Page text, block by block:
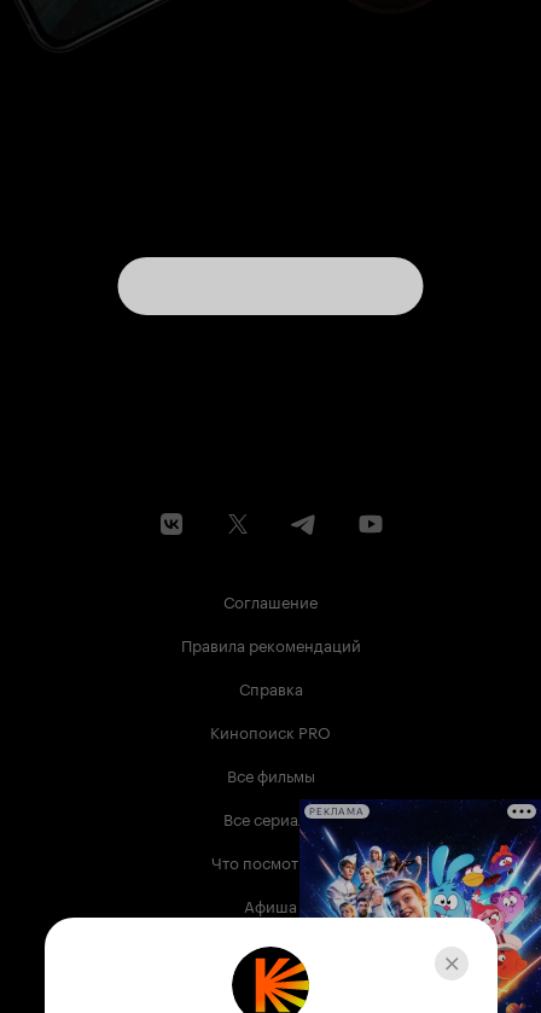
Соглашение
Правила рекомендаций
Справка
Кинопоиск PRO
Все фильмы
Все сериалы
Что посмотреть
Афиша
Музыка
Телепрограмма
РЕКЛАМА